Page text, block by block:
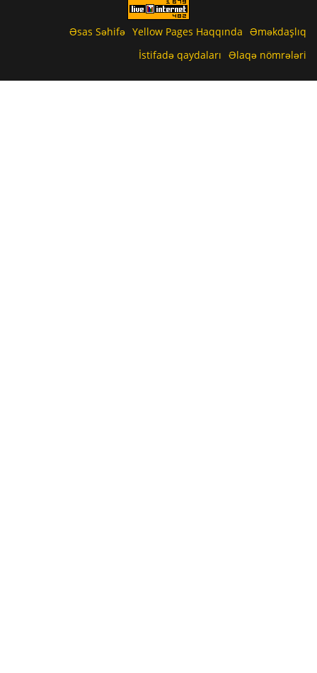
Əsas Səhifə Yellow Pages Haqqında Əməkdaşlıq
İstifadə qaydaları Əlaqə nömrələri